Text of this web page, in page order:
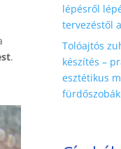
.
lépésről
tervezéstől
Tolóajtós
készítés –
esztétikus